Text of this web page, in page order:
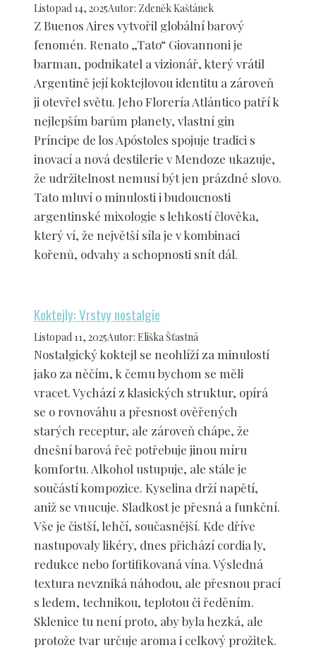
Listopad 14, 2025Autor: Zdeněk Kaštánek
Z Buenos Aires vytvořil globální barový
fenomén. Renato „Tato“ Giovannoni je
barman, podnikatel a vizionář, který vrátil
Argentině její koktejlovou identitu a zároveň
ji otevřel světu. Jeho Florería Atlántico patří k
nejlepším barům planety, vlastní gin
Príncipe de los Apóstoles spojuje tradici s
inovací a nová destilerie v Mendoze ukazuje,
že udržitelnost nemusí být jen prázdné slovo.
Tato mluví o minulosti i budoucnosti
argentinské mixologie s lehkostí člověka,
který ví, že největší síla je v kombinaci
kořenů, odvahy a schopnosti snít dál.
Koktejly: Vrstvy nostalgie
Listopad 11, 2025Autor: Eliška Šťastná
Nostalgický koktejl se neohlíží za minulostí
jako za něčím, k čemu bychom se měli
vracet. Vychází z klasických struktur, opírá
se o rovnováhu a přesnost ověřených
starých receptur, ale zároveň chápe, že
dnešní barová řeč potřebuje jinou míru
komfortu. Alkohol ustupuje, ale stále je
součástí kompozice. Kyselina drží napětí,
aniž se vnucuje. Sladkost je přesná a funkční.
Vše je čistší, lehčí, současnější. Kde dříve
nastupovaly likéry, dnes přichází cordia ly,
redukce nebo fortifikovaná vína. Výsledná
textura nevzniká náhodou, ale přesnou prací
s ledem, technikou, teplotou či ředěním.
Sklenice tu není proto, aby byla hezká, ale
protože tvar určuje aroma i celkový prožitek.